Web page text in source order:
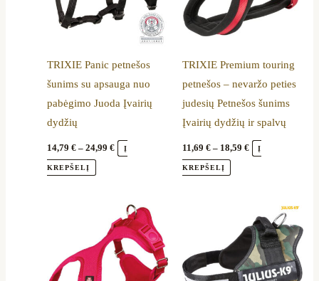
TRIXIE Panic petnešos
šunims su apsauga nuo
pabėgimo Juoda Įvairių
dydžių
14,79€ – 24,99€ Į
KREPŠELĮ
variants.
may
be
chosen
the
TRIXIE Premium touring
petnešos – nevaržo peties
judesių Petnešos šunims
Įvairių dydžių ir spalvų
11,69 € – 18,59 € Į
KREPŠELĮ
variants.
The
may
be
chosen
on
the
Price
range:
13,79 €
through
19,19 €
product
has
multiple
range:
43,99 €
through
46,99 €
product
has
multiple